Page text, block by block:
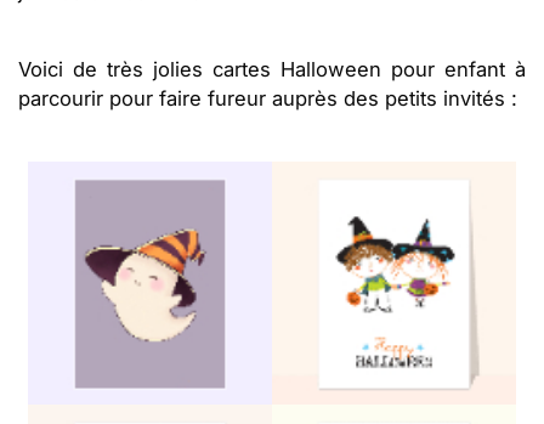
Voici de très jolies cartes Halloween pour enfant à
parcourir pour faire fureur auprès des petits invités :